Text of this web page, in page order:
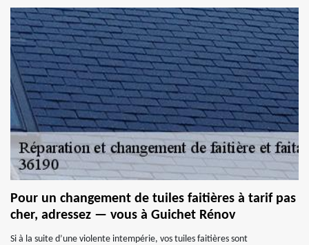
Pour un changement de tuiles faitières à tarif pas
cher, adressez — vous à Guichet Rénov
Si à la suite d’une violente intempérie, vos tuiles faitières sont